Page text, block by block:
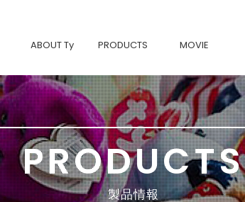
ABOUT Ty
Tyについて
Ty製品の魅力
PRODUCTS
BEANIE BABIES-復刻-
Beanie Bouncers
BEANIE BOOS
BEANIE BELLIES
BEANIE BABIES
SQUISH A BOOS
BEANIE BALLS
TEENy Tys
MINI BOOS
Ty FASHION
movies & TV
Classic
MOVIE
PRODUCTS
製品情報